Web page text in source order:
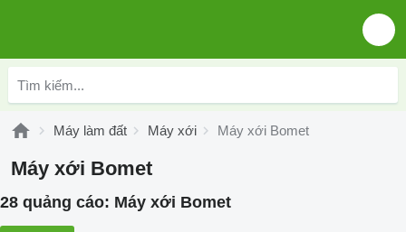
Máy làm đất Máy xới Máy xới Bomet
Máy xới Bomet
28 quảng cáo: Máy xới Bomet